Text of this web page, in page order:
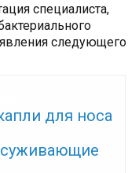
специалиста,
следующего
для носа